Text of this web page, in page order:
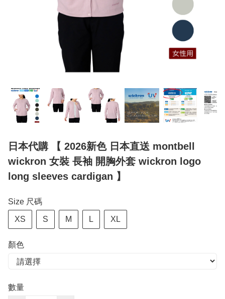
日本代購 【 2026新色 日本直送 montbell
wickron 女裝 長袖 開胸外套 wickron logo
long sleeves cardigan 】
Size 尺碼
XS S M L XL
顏色
數量